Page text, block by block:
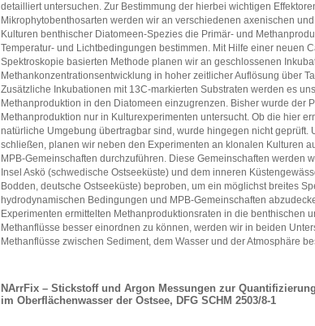
detailliert untersuchen. Zur Bestimmung der hierbei wichtigen
Mikrophytobenthosarten werden wir an verschiedenen axenischen
Kulturen benthischer Diatomeen-Spezies die Primär- und
Temperatur- und Lichtbedingungen bestimmen. Mit Hilfe einer neuen
Spektroskopie basierten Methode planen wir an geschlossenen
Methankonzentrationsentwicklung in hoher zeitlicher Auflösung über
Zusätzliche Inkubationen mit 13C-markierten Substraten werden es
Methanproduktion in den Diatomeen einzugrenzen. Bisher wurde der
Methanproduktion nur in Kulturexperimenten untersucht. Ob die hier
natürliche Umgebung übertragbar sind, wurde hingegen nicht geprüft.
schließen, planen wir neben den Experimenten an klonalen Kulturen
MPB-Gemeinschaften durchzuführen. Diese Gemeinschaften werden
Insel Askö (schwedische Ostseeküste) und dem inneren
Bodden, deutsche Ostseeküste) beproben, um ein möglichst breites
hydrodynamischen Bedingungen und MPB-Gemeinschaften
Experimenten ermittelten Methanproduktionsraten in die benthischen
Methanflüsse besser einordnen zu können, werden wir in beiden
Methanflüsse zwischen Sediment, dem Wasser und der Atmosphäre
NArrFix – Stickstoff und Argon Messungen zur
im Oberflächenwasser der Ostsee, DFG SCHM 2503/8-1